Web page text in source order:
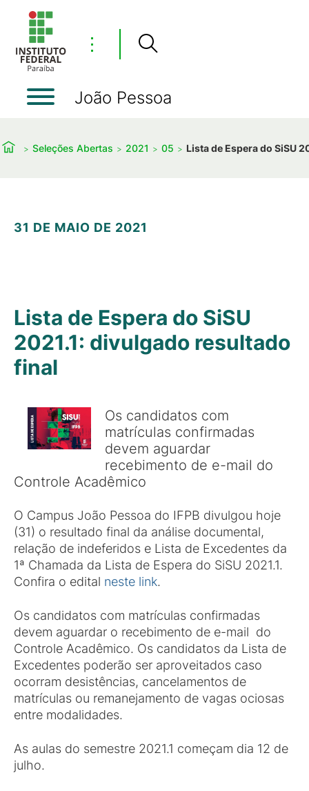
⋮
João Pessoa
Seleções Abertas 2021 05 Lista de Espera do SiSU
31 DE MAIO DE 2021
Lista de Espera do SiSU
2021.1: divulgado resultado
final
Os candidatos com
matrículas confirmadas
devem aguardar
recebimento de e-mail do
Controle Acadêmico
O Campus João Pessoa do IFPB divulgou hoje
(31) o resultado final da análise documental,
relação de indeferidos e Lista de Excedentes da
1ª Chamada da Lista de Espera do SiSU 2021.1.
Confira o edital neste link.
Os candidatos com matrículas confirmadas
devem aguardar o recebimento de e-mail do
Controle Acadêmico. Os candidatos da Lista de
Excedentes poderão ser aproveitados caso
ocorram desistências, cancelamentos de
matrículas ou remanejamento de vagas ociosas
entre modalidades.
As aulas do semestre 2021.1 começam dia 12 de
julho.